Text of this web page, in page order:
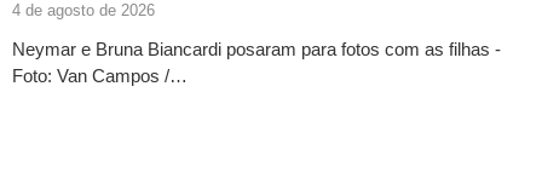
4 de agosto de 2026
Neymar e Bruna Biancardi posaram para fotos com as filhas -
Foto: Van Campos /…